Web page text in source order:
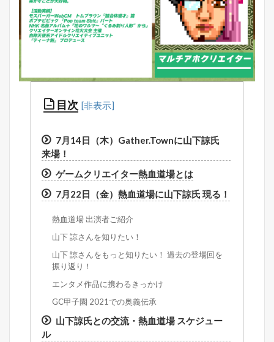
目次
7月14日（木）Gather.Townに山下諒氏
来場！
ゲームクリエイター熱血道場とは
7月22日（金）熱血道場に山下諒氏 現る！
熱血道場 出演者ご紹介
山下 諒さんを知りたい！
山下 諒さんをもっと知りたい！ 過去の登場回を
振り返り！
エンタメ作品に携わるきっかけ
GC甲子園 2021での奥義伝承
山下諒氏との交流・熱血道場 スケジュー
ル